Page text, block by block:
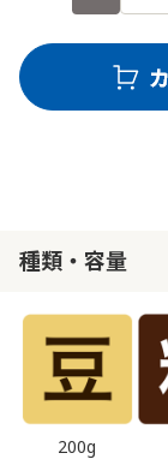
種類・容量
200g